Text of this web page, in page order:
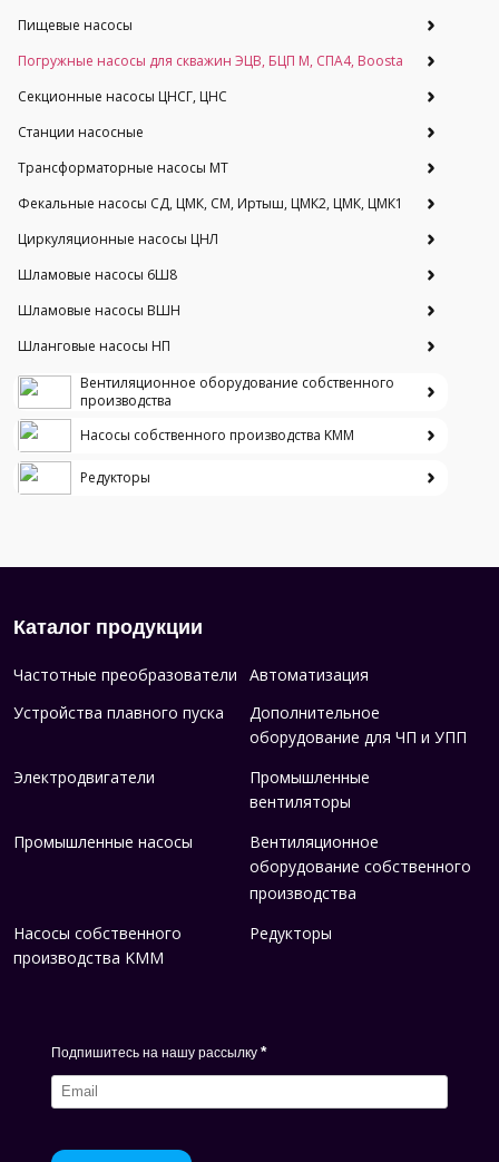
Пищевые насосы
Погружные насосы для скважин ЭЦВ, БЦП М, СПА4, Boosta
Секционные насосы ЦНСГ, ЦНС
Станции насосные
Трансформаторные насосы МТ
Фекальные насосы СД, ЦМК, СМ, Иртыш, ЦМК2, ЦМК, ЦМК1
Циркуляционные насосы ЦНЛ
Шламовые насосы 6Ш8
Шламовые насосы ВШН
Шланговые насосы НП
Вентиляционное оборудование собственного
производства
Насосы собственного производства KMM
Редукторы
Каталог продукции
Частотные преобразователи
Автоматизация
Устройства плавного пуска
Дополнительное
оборудование для ЧП и УПП
Электродвигатели Промышленные
вентиляторы
Промышленные насосы Вентиляционное
оборудование собственного
производства
Насосы собственного
производства KMM
Редукторы
Подпишитесь на нашу рассылку *